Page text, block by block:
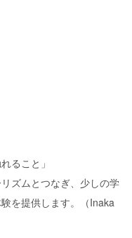
ること」
ズムとつなぎ、少しの学
を提供します。（Inaka